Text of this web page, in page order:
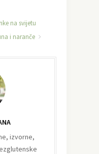
na svijetu
i naranče
izvorne,